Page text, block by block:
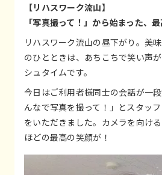
【リハスワーク流山】
「写真撮って！」から始まった、
リハスワーク流山の昼下がり。美
のひとときは、あちこちで笑い声
シュタイムです。
今日はご利用者様同士の会話が一
んなで写真を撮って！」とスタッ
をいただきました。カメラを向け
ほどの最高の笑顔が！